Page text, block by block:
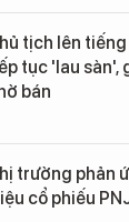
tịch lên
tục 'lau sàn',
bán
trường phản
cổ phiếu